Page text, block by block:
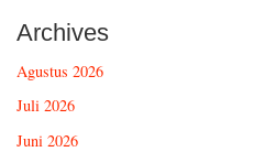
Archives
Agustus 2026
Juli 2026
Juni 2026